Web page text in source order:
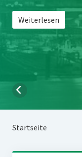
Weiterlesen
Startseite